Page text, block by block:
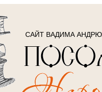
САЙТ ВАДИМА